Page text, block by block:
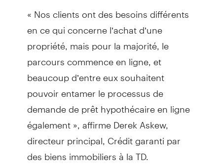
« Nos clients ont des besoins différents
en ce qui concerne l’achat d’une
propriété, mais pour la majorité, le
parcours commence en ligne, et
beaucoup d’entre eux souhaitent
pouvoir entamer le processus de
demande de prêt hypothécaire en ligne
également », affirme Derek Askew,
directeur principal, Crédit garanti par
des biens immobiliers à la TD.